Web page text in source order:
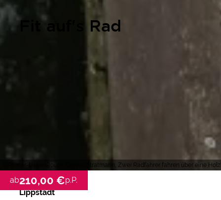
Römer-Lippe-Route, Dennis Stratmann, Zwei Radfahrer fahren über eine
Fit auf's Rad
ab210,00 €p.P.
Lippstadt